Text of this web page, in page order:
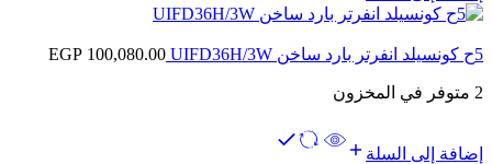
5ح كونسيلد انفرتر بارد ساخن UIFD36H/3W EGP 100,080.00
2 متوفر في المخزون
إضافة إلى السلة